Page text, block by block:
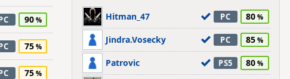
90
75
75
Hitman_47 PC 80
Jindra.Vosecky PC 85
Patrovic PS5 80